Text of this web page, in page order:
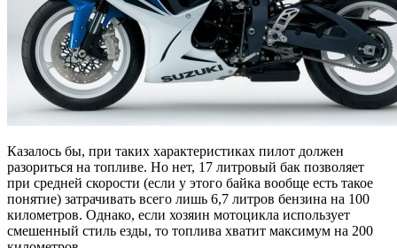
Казалось бы, при таких характеристиках пилот должен
разориться на топливе. Но нет, 17 литровый бак позволяет
при средней скорости (если у этого байка вообще есть такое
понятие) затрачивать всего лишь 6,7 литров бензина на 100
километров. Однако, если хозяин мотоцикла использует
смешенный стиль езды, то топлива хватит максимум на 200